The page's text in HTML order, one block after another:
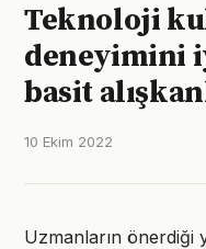
Teknoloji
deneyimini
basit
10 Ekim 2022
Uzmanların önerdiği